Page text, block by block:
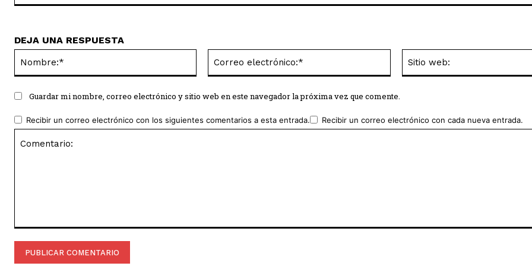
DEJA UNA RESPUESTA
electrónico:*
Guardar mi nombre, correo electrónico y sitio web en este navegador la próxima vez que comente.
Recibir un correo electrónico con los siguientes comentarios a esta entrada. Recibir un correo electrónico con cada nueva entrada.